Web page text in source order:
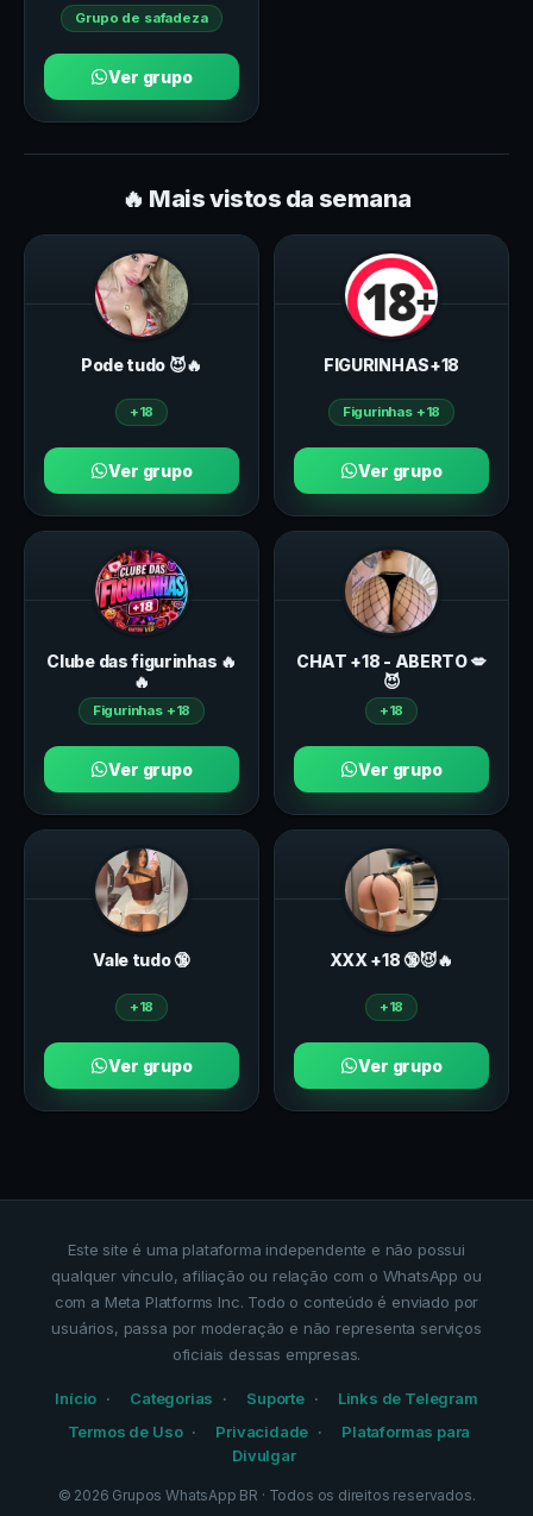
Grupo de safadeza
Ver grupo
🔥 Mais vistos da semana
Pode tudo 😈🔥
+18
Ver grupo
FIGURINHAS+18
Figurinhas +18
Ver grupo
Clube das figurinhas 🔥
🔥
Figurinhas +18
Ver grupo
CHAT +18 - ABERTO 💋
😈
+18
Ver grupo
Vale tudo 🔞
+18
Ver grupo
ХXХ +18 🔞😈🔥
+18
Ver grupo
Este site é uma plataforma independente e não possui
qualquer vínculo, afiliação ou relação com o WhatsApp ou
com a Meta Platforms Inc. Todo o conteúdo é enviado por
usuários, passa por moderação e não representa serviços
oficiais dessas empresas.
Início Categorias Suporte
Links de Telegram
Termos de Uso
Privacidade
Plataformas para
Divulgar
© 2026 Grupos WhatsApp BR · Todos os direitos reservados.